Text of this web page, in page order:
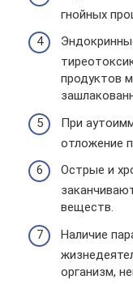
гнойных
продуктов
При
отложение
Острые и
веществ.
Наличие
организм,